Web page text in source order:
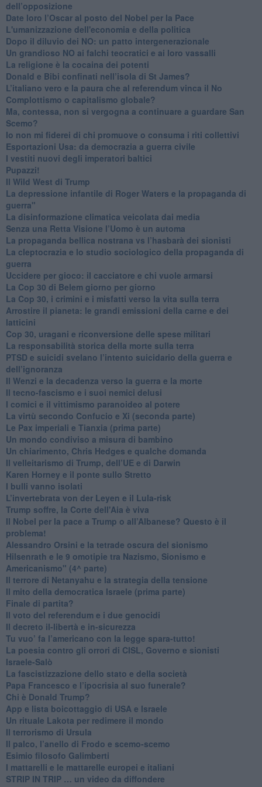
dell’opposizione
​Date loro l’Oscar al posto del Nobel per la Pace
L'umanizzazione dell'economia e della politica
​Dopo il diluvio dei NO: un patto intergenerazionale
​Un grandioso NO ai falchi teocratici e ai loro vassalli
La religione è la cocaina dei potenti
Donald e Bibi confinati nell’isola di St James?
L’italiano vero e la paura che al referendum vinca il No
​Complottismo o capitalismo globale?
​Ma, contessa, non si vergogna a continuare a guardare San
Scemo?
​Io non mi fiderei di chi promuove o consuma i riti collettivi
Esportazioni Usa: da democrazia a guerra civile
​I vestiti nuovi degli imperatori baltici
​Pupazzi!
​Il Wild West di Trump
​La depressione infantile di Roger Waters e la propaganda di
guerra"
​La disinformazione climatica veicolata dai media
Senza una Retta Visione l’Uomo è un automa
​La propaganda bellica nostrana vs l’hasbarà dei sionisti
​La cleptocrazia e lo studio sociologico della propaganda di
guerra
​Uccidere per gioco: il cacciatore e chi vuole armarsi
​La Cop 30 di Belem giorno per giorno
La Cop 30, i crimini e i misfatti verso la vita sulla terra
Arrostire il pianeta: le grandi emissioni della carne e dei
latticini
​Cop 30, uragani e riconversione delle spese militari
La responsabilità storica della morte sulla terra
PTSD e suicidi svelano l’intento suicidario della guerra e
dell’ignoranza
Il Wenzi e la decadenza verso la guerra e la morte
​Il tecno-fascismo e i suoi nemici delusi
​I comici e il vittimismo paranoideo al potere
​La virtù secondo Confucio e Xi (seconda parte)
Le Pax imperiali e Tianxia (prima parte)
Un mondo condiviso a misura di bambino
​Un chiarimento, Chris Hedges e qualche domanda
Il velleitarismo di Trump, dell’UE e di Darwin
​Karen Horney e il ponte sullo Stretto
​I bulli vanno isolati
L’invertebrata von der Leyen e il Lula-risk
Trump soffre, la Corte dell'Aia è viva
​Il Nobel per la pace a Trump o all’Albanese? Questo è il
problema!
​Alessandro Orsini e la tetrade oscura del sionismo
​Hilsenrath e le 9 omotipie tra Nazismo, Sionismo e
Americanismo" (4^ parte)
​Il terrore di Netanyahu e la strategia della tensione
Il mito della democratica Israele (prima parte)
​Finale di partita?
​Il voto del referendum e i due genocidi
Il decreto il-libertà e in-sicurezza
Tu vuo’ fa l’americano con la legge spara-tutto!
La poesia contro gli orrori di CISL, Governo e sionisti
Israele-Salò
​La fascistizzazione dello stato e della società
Papa Francesco e l’ipocrisia al suo funerale?
​Chi è Donald Trump?
App e lista boicottaggio di USA e Israele
​Un rituale Lakota per redimere il mondo
Il terrorismo di Ursula
​Il palco, l’anello di Frodo e scemo-scemo
Esimio filosofo Galimberti
​I mattarelli e le mattarelle europei e italiani
​STRIP IN TRIP … un video da diffondere